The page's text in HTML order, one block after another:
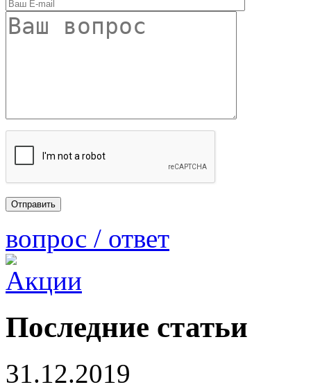
вопрос / ответ
Последние статьи
31.12.2019